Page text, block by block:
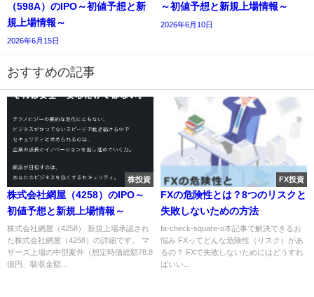
（598A）のIPO～初値予想と新
規上場情報～
2026年6月15日
～初値予想と新規上場情報～
2026年6月10日
おすすめの記事
株投資
株式会社網屋（4258）のIPO～
初値予想と新規上場情報～
株式会社網屋（4258） 新規上場承認され
た株式会社網屋（4258）の詳細です。 マ
ザーズ上場の中型案件（想定時価総額78.8
億円、吸収金額...
FX投資
FXの危険性とは？8つのリスクと
失敗しないための方法
fa-check-square-o本記事で解決できるお
悩み FXってどんな危険性（リスク）があ
るの？ FXで失敗しないためにはどうすれ
ばいい...